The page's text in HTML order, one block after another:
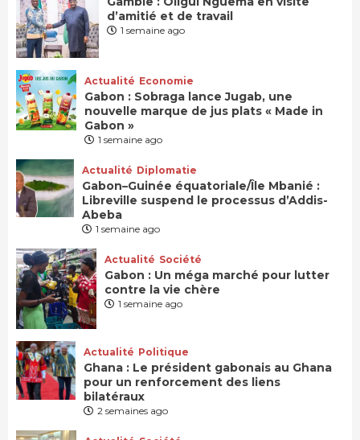
d’amitié et de travail
1 semaine ago
Actualité Economie
Gabon : Sobraga lance Jugab, une
nouvelle marque de jus plats « Made in
Gabon »
1 semaine ago
Actualité Diplomatie
Gabon–Guinée équatoriale/Île Mbanié :
Libreville suspend le processus d’Addis-
Abeba
1 semaine ago
Actualité Société
Gabon : Un méga marché pour lutter
contre la vie chère
1 semaine ago
Actualité Politique
Ghana : Le président gabonais au Ghana
pour un renforcement des liens
bilatéraux
2 semaines ago